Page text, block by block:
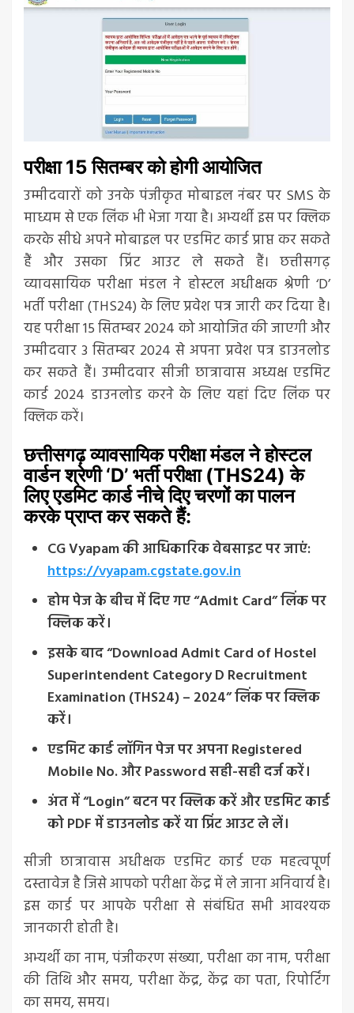
परीक्षा 15 सितम्बर को होगी आयोजित
उम्मीदवारों को उनके पंजीकृत मोबाइल नंबर पर SMS के
माध्यम से एक लिंक भी भेजा गया है। अभ्यर्थी इस पर क्लिक
करके सीधे अपने मोबाइल पर एडमिट कार्ड प्राप्त कर सकते
हैं और उसका प्रिंट आउट ले सकते हैं। छत्तीसगढ़
व्यावसायिक परीक्षा मंडल ने होस्टल अधीक्षक श्रेणी ‘D’
भर्ती परीक्षा (THS24) के लिए प्रवेश पत्र जारी कर दिया है।
यह परीक्षा 15 सितम्बर 2024 को आयोजित की जाएगी और
उम्मीदवार 3 सितम्बर 2024 से अपना प्रवेश पत्र डाउनलोड
कर सकते हैं। उम्मीदवार सीजी छात्रावास अध्यक्ष एडमिट
कार्ड 2024 डाउनलोड करने के लिए यहां दिए लिंक पर
क्लिक करें।
छत्तीसगढ़ व्यावसायिक परीक्षा मंडल ने होस्टल
वार्डन श्रेणी ‘D’ भर्ती परीक्षा (THS24) के
लिए एडमिट कार्ड नीचे दिए चरणों का पालन
करके प्राप्त कर सकते हैं:
CG Vyapam की आधिकारिक वेबसाइट पर जाएं:
https://vyapam.cgstate.gov.in
होम पेज के बीच में दिए गए “Admit Card” लिंक पर
क्लिक करें।
इसके बाद “Download Admit Card of Hostel
Superintendent Category D Recruitment
Examination (THS24) – 2024” लिंक पर क्लिक
करें।
एडमिट कार्ड लॉगिन पेज पर अपना Registered
Mobile No. और Password सही-सही दर्ज करें।
अंत में “Login” बटन पर क्लिक करें और एडमिट कार्ड
को PDF में डाउनलोड करें या प्रिंट आउट ले लें।
सीजी छात्रावास अधीक्षक एडमिट कार्ड एक महत्वपूर्ण
दस्तावेज है जिसे आपको परीक्षा केंद्र में ले जाना अनिवार्य है।
इस कार्ड पर आपके परीक्षा से संबंधित सभी आवश्यक
जानकारी होती है।
अभ्यर्थी का नाम, पंजीकरण संख्या, परीक्षा का नाम, परीक्षा
की तिथि और समय, परीक्षा केंद्र, केंद्र का पता, रिपोर्टिंग
का समय, समय।